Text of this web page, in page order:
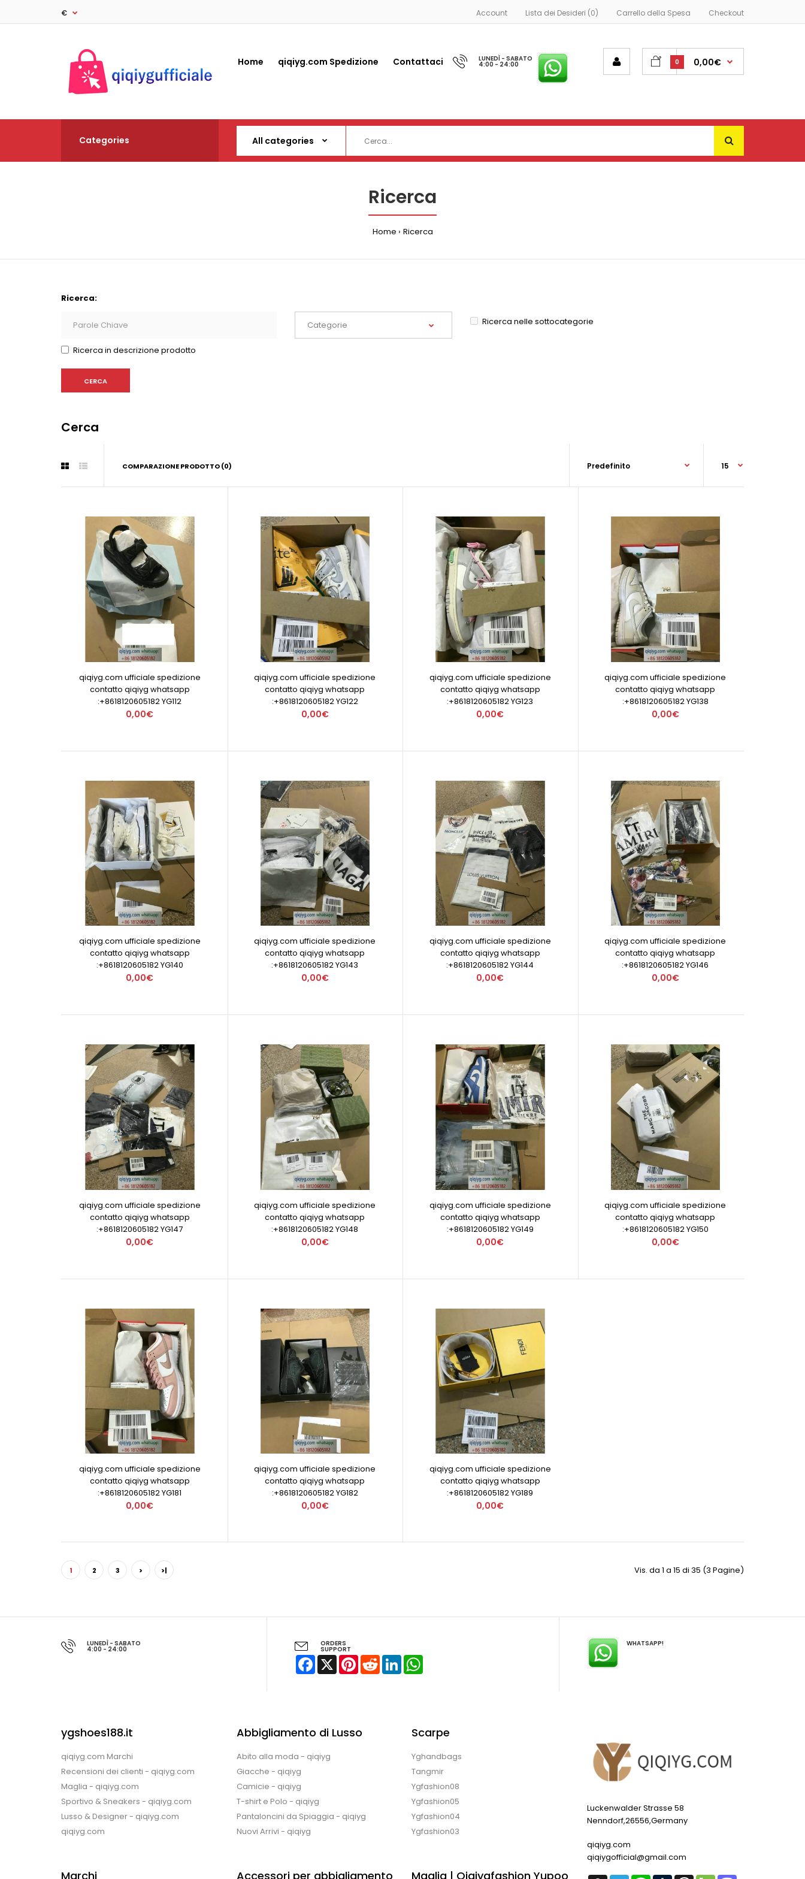
Account Lista dei Desideri (0) Carrello della Spesa Checkout
€
Home qiqiyg.com Spedizione Contattaci LUNEDÌ - SABATO
4:00 - 24:00 0 0,00€
Categories
Ricerca
Home Ricerca
Ricerca:
Ricerca nelle sottocategorie
Ricerca in descrizione prodotto
Cerca
COMPARAZIONE PRODOTTO (0)
qiqiyg.com ufficiale spedizione
contatto qiqiyg whatsapp
:+8618120605182 YG112
0,00€
qiqiyg.com ufficiale spedizione
contatto qiqiyg whatsapp
:+8618120605182 YG122
0,00€
qiqiyg.com ufficiale spedizione
contatto qiqiyg whatsapp
:+8618120605182 YG123
0,00€
qiqiyg.com ufficiale spedizione
contatto qiqiyg whatsapp
:+8618120605182 YG138
0,00€
qiqiyg.com ufficiale spedizione
contatto qiqiyg whatsapp
:+8618120605182 YG140
0,00€
qiqiyg.com ufficiale spedizione
contatto qiqiyg whatsapp
:+8618120605182 YG143
0,00€
qiqiyg.com ufficiale spedizione
contatto qiqiyg whatsapp
:+8618120605182 YG144
0,00€
qiqiyg.com ufficiale spedizione
contatto qiqiyg whatsapp
:+8618120605182 YG146
0,00€
qiqiyg.com ufficiale spedizione
contatto qiqiyg whatsapp
:+8618120605182 YG147
0,00€
qiqiyg.com ufficiale spedizione
contatto qiqiyg whatsapp
:+8618120605182 YG148
0,00€
qiqiyg.com ufficiale spedizione
contatto qiqiyg whatsapp
:+8618120605182 YG149
0,00€
qiqiyg.com ufficiale spedizione
contatto qiqiyg whatsapp
:+8618120605182 YG150
0,00€
qiqiyg.com ufficiale spedizione
contatto qiqiyg whatsapp
:+8618120605182 YG181
0,00€
qiqiyg.com ufficiale spedizione
contatto qiqiyg whatsapp
:+8618120605182 YG182
0,00€
qiqiyg.com ufficiale spedizione
contatto qiqiyg whatsapp
:+8618120605182 YG189
0,00€
1 2 3 > >| Vis. da 1 a 15 di 35 (3 Pagine)
LUNEDÌ - SABATO
4:00 - 24:00
ORDERS
SUPPORT
Facebook
X PinterestRedditLinkedIn
WHATSAPP!
ygshoes188.it
qiqiyg.com Marchi
Recensioni dei clienti - qiqiyg.com
Maglia - qiqiyg.com
Sportivo & Sneakers - qiqiyg.com
Lusso & Designer - qiqiyg.com
qiqiyg.com
Marchi
Abbigliamento di Lusso
Abito alla moda - qiqiyg
Giacche - qiqiyg
Camicie - qiqiyg
T-shirt e Polo - qiqiyg
Pantaloncini da Spiaggia - qiqiyg
Nuovi Arrivi - qiqiyg
Accessori per abbigliamento
Scarpe
Yghandbags
Tangmir
Ygfashion08
Ygfashion05
Ygfashion04
Ygfashion03
Maglia | Qiqiygfashion Yupoo
Luckenwalder Strasse 58
Nenndorf,26556,Germany
qiqiyg.com
qiqiygofficial@gmail.com